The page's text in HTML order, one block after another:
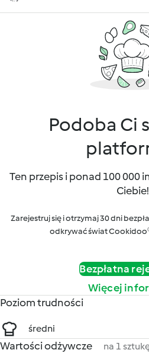
Podoba Ci
Ten przepis i ponad 100 000
Ciebie!
Zarejestruj się i otrzymaj 30 dni
odkrywać świat
Bezpłatna
Więcej
Poziom trudności
średni
Wartości odżywcze na 1